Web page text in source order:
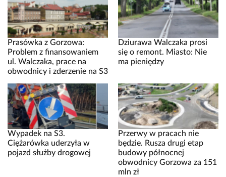
Prasówka z Gorzowa:
Problem z finansowaniem
ul. Walczaka, prace na
obwodnicy i zderzenie na S3
Dziurawa Walczaka prosi
się o remont. Miasto: Nie
ma pieniędzy
Wypadek na S3.
Ciężarówka uderzyła w
pojazd służby drogowej
Przerwy w pracach nie
będzie. Rusza drugi etap
budowy północnej
obwodnicy Gorzowa za 151
mln zł